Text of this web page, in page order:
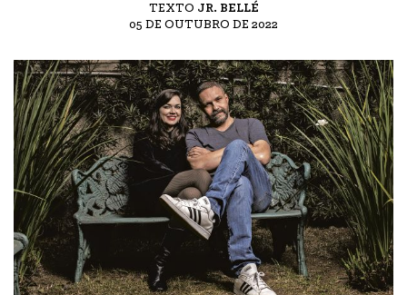
TEXTO JR. BELLÉ
05 DE OUTUBRO DE 2022